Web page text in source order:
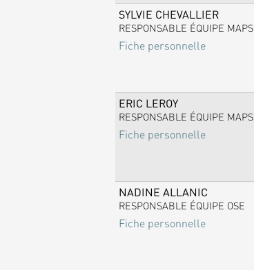
SYLVIE CHEVALLIER
RESPONSABLE ÉQUIPE MAPS
Fiche personnelle
ERIC LEROY
RESPONSABLE ÉQUIPE MAPS
Fiche personnelle
NADINE ALLANIC
RESPONSABLE ÉQUIPE OSE
Fiche personnelle